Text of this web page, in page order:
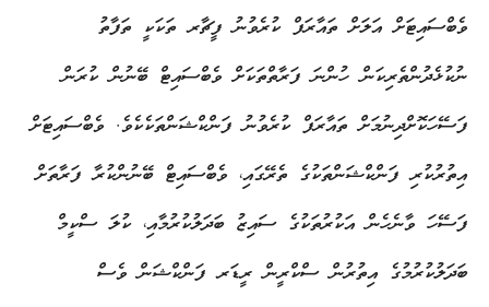
ވެބްސައިޓަށް އަލަށް ތައާރަފް ކުރެވުނު ފީޗާރ ތަކަކީ ތަފާތު
ނުކުޅެދުންތެރިކަން ހުންނަ ފަރާތްތަކަށް ވެބްސައިޓް ބޭނުން ކުރަން
ފަސޭހަކޮށްދިނުމަށް ތައާރަފް ކުރެވުނު ފަންކްޝަންތަކެކެވެ. ވެބްސައިޓަށް
އިތުރުކުރި ފަންކްޝަންތަކުގެ ތެރޭގައި، ވެބްސައިޓް ބޭނުންކުރާ ފަރާތަށް
ފަސޭހަ ވާނެހެން އަކުރުތަކުގެ ސައިޒު ބަދަލުކުރުމާއި، ކުލަ ސްކީމް
ބަދަލުކުރުމުގެ އިތުރުން ސްކްރީން ރީޑަރ ފަންކްޝަން ވެސް